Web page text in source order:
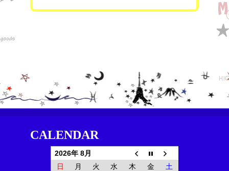
CALENDAR
2026年 8月
日
月 火 水 木 金
土